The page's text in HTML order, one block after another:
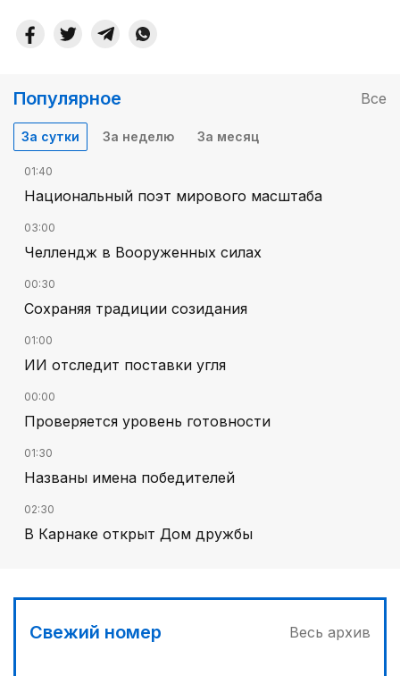
Популярное Все
За сутки За неделю За месяц
01:40
Национальный поэт мирового масштаба
03:00
Челлендж в Вооруженных силах
00:30
Сохраняя традиции созидания
01:00
ИИ отследит поставки угля
00:00
Проверяется уровень готовности
01:30
Названы имена победителей
02:30
В Карнаке открыт Дом дружбы
программе
00:45
Свежий номер Весь архив